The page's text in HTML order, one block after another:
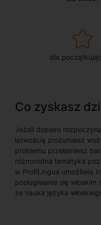
dla
Co zyskasz
Jeżeli dopiero
łatwością zrozumiesz
problemu przełamiesz
różnorodna tematyka
w ProfiLingua umożliwia
posługiwanie się
że nauka języka